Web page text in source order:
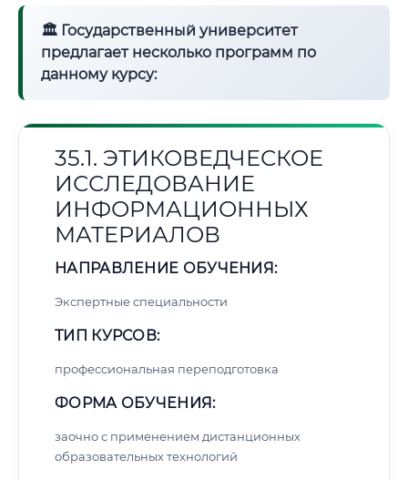
🏛 Государственный университет
предлагает несколько программ по
данному курсу:
35.1. ЭТИКОВЕДЧЕСКОЕ
ИССЛЕДОВАНИЕ
ИНФОРМАЦИОННЫХ
МАТЕРИАЛОВ
НАПРАВЛЕНИЕ ОБУЧЕНИЯ:
Экспертные специальности
ТИП КУРСОВ:
профессиональная переподготовка
ФОРМА ОБУЧЕНИЯ:
заочно с применением дистанционных
образовательных технологий